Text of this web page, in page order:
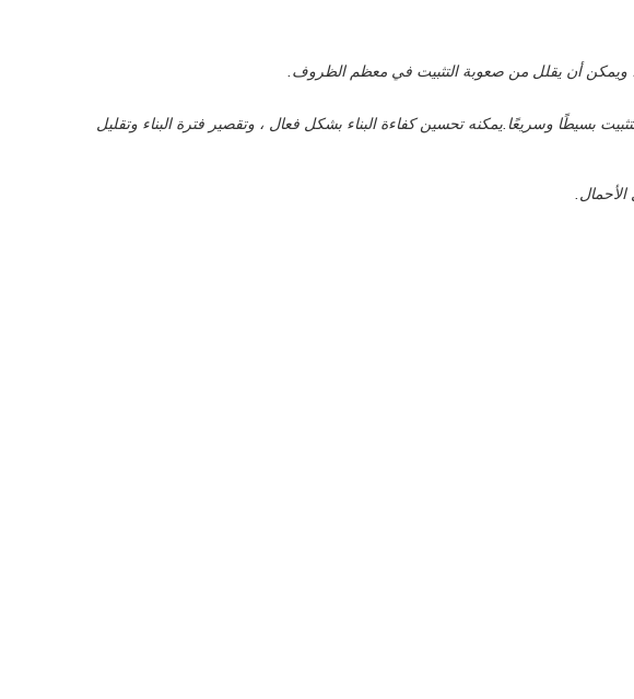
، ويمكن أن يقلل من صعوبة التثبيت في معظم الظروف.
بسيطًا وسريعًا.يمكنه تحسين كفاءة البناء بشكل فعال ، وتقصير فترة البناء وتقليل